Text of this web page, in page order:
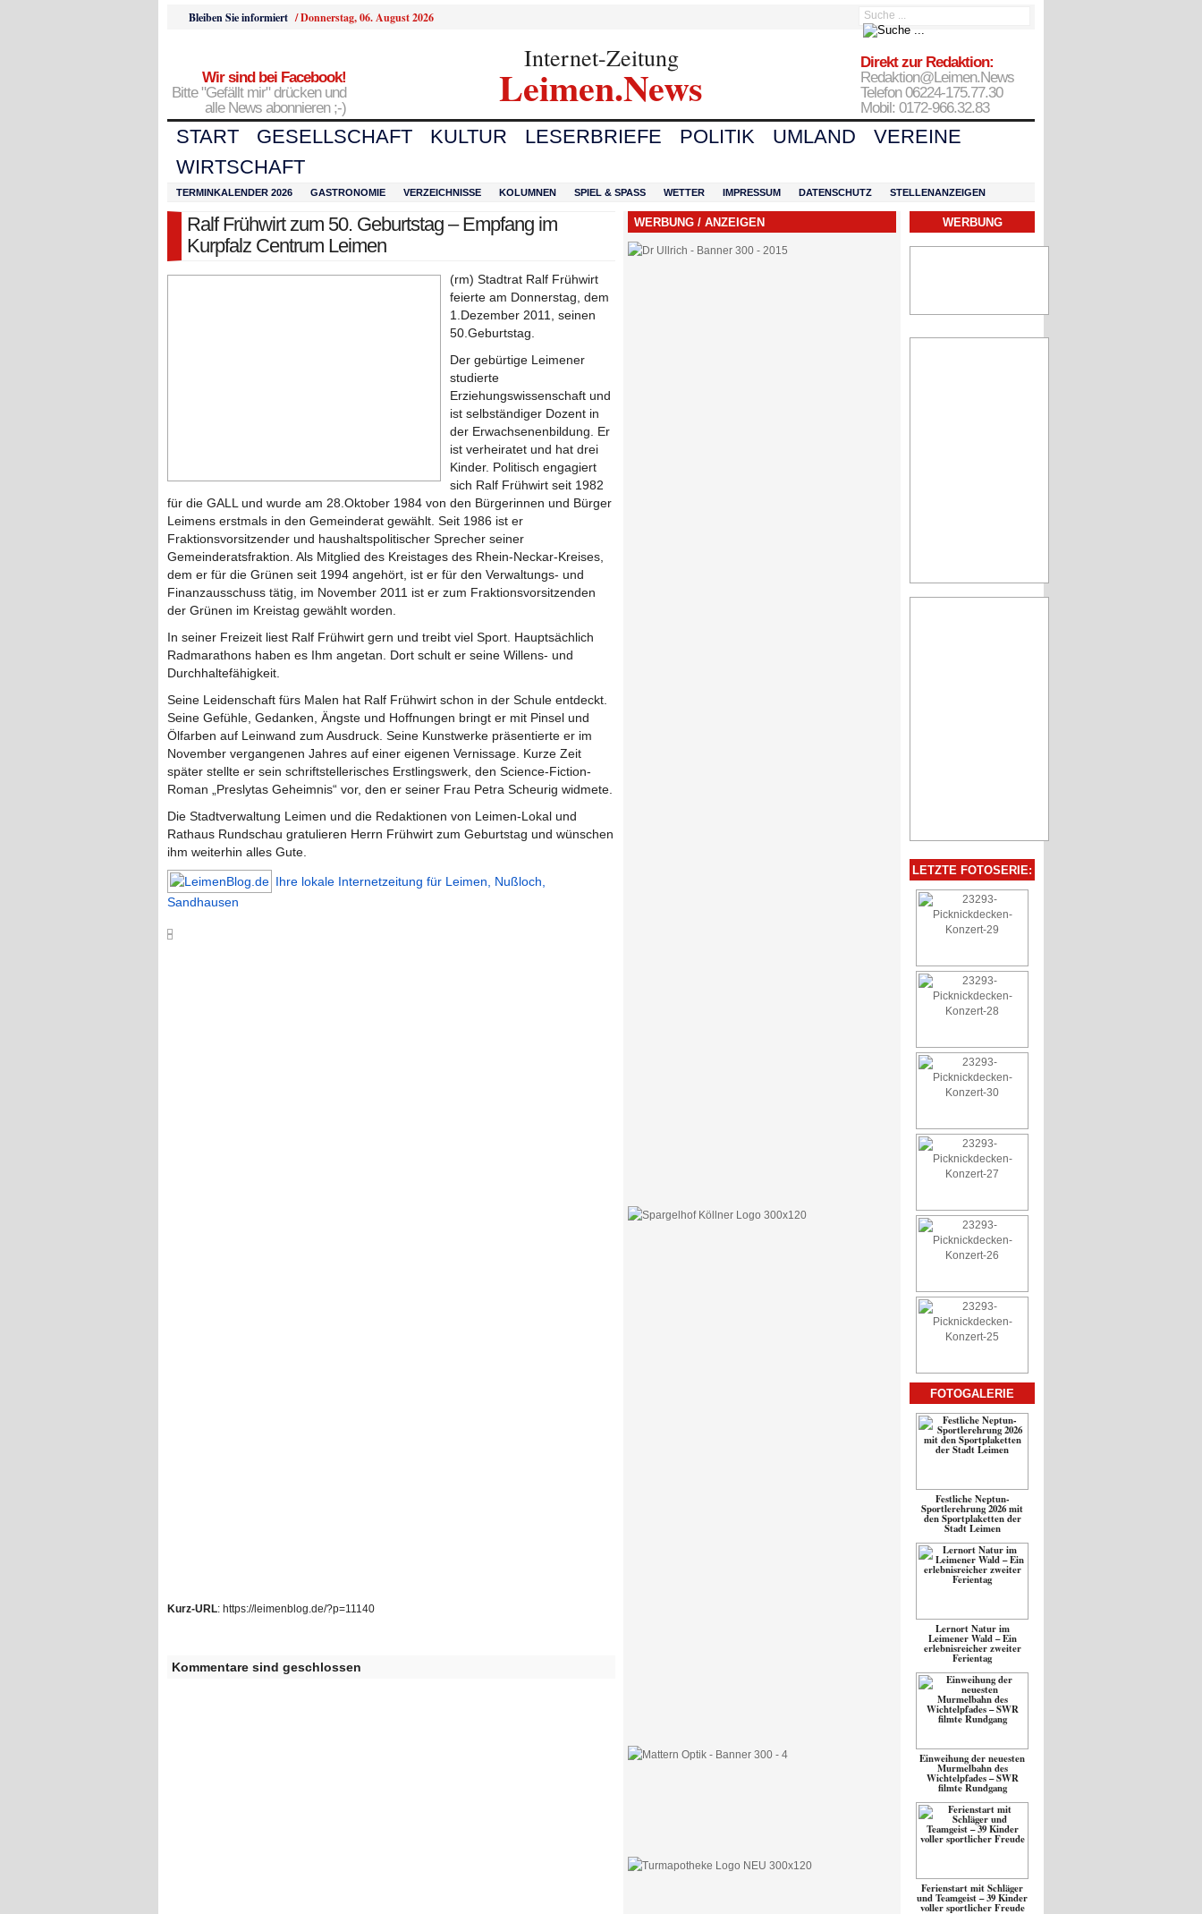
Bleiben Sie informiert /Donnerstag, 06. August 2026
Wir sind bei Facebook!
Bitte "Gefällt mir" drücken und
alle News abonnieren ;-)
Internet-Zeitung
Leimen.News
Direkt zur Redaktion:
Redaktion@Leimen.News
Telefon 06224-175.77.30
Mobil: 0172-966.32.83
START GESELLSCHAFT KULTUR LESERBRIEFE POLITIK UMLAND
VEREINE
WIRTSCHAFT
TERMINKALENDER 2026 GASTRONOMIE VERZEICHNISSE KOLUMNEN SPIEL & SPASS WETTER IMPRESSUM DATENSCHUTZ STELLENANZEIGEN
Ralf Frühwirt zum 50. Geburtstag – Empfang im
Kurpfalz Centrum Leimen
(rm) Stadtrat Ralf Frühwirt
feierte am Donnerstag, dem
1.Dezember 2011, seinen
50.Geburtstag.
Der gebürtige Leimener
studierte
Erziehungswissenschaft und
ist selbständiger Dozent in
der Erwachsenenbildung. Er
ist verheiratet und hat drei
Kinder. Politisch engagiert
sich Ralf Frühwirt seit 1982
für die GALL und wurde am 28.Oktober 1984 von den Bürgerinnen und Bürger
Leimens erstmals in den Gemeinderat gewählt. Seit 1986 ist er
Fraktionsvorsitzender und haushaltspolitischer Sprecher seiner
Gemeinderatsfraktion. Als Mitglied des Kreistages des Rhein-Neckar-Kreises,
dem er für die Grünen seit 1994 angehört, ist er für den Verwaltungs- und
Finanzausschuss tätig, im November 2011 ist er zum Fraktionsvorsitzenden
der Grünen im Kreistag gewählt worden.
In seiner Freizeit liest Ralf Frühwirt gern und treibt viel Sport. Hauptsächlich
Radmarathons haben es Ihm angetan. Dort schult er seine Willens- und
Durchhaltefähigkeit.
Seine Leidenschaft fürs Malen hat Ralf Frühwirt schon in der Schule entdeckt.
Seine Gefühle, Gedanken, Ängste und Hoffnungen bringt er mit Pinsel und
Ölfarben auf Leinwand zum Ausdruck. Seine Kunstwerke präsentierte er im
November vergangenen Jahres auf einer eigenen Vernissage. Kurze Zeit
später stellte er sein schriftstellerisches Erstlingswerk, den Science-Fiction-
Roman „Preslytas Geheimnis“ vor, den er seiner Frau Petra Scheurig widmete.
Die Stadtverwaltung Leimen und die Redaktionen von Leimen-Lokal und
Rathaus Rundschau gratulieren Herrn Frühwirt zum Geburtstag und wünschen
ihm weiterhin alles Gute.
Ihre lokale Internetzeitung für Leimen, Nußloch,
Sandhausen
Kurz-URL: https://leimenblog.de/?p=11140
Kommentare sind geschlossen
WERBUNG / ANZEIGEN WERBUNG
LETZTE FOTOSERIE:
FOTOGALERIE
Festliche Neptun-
Sportlerehrung 2026 mit
den Sportplaketten der
Stadt Leimen
Lernort Natur im
Leimener Wald – Ein
erlebnisreicher zweiter
Ferientag
Einweihung der neuesten
Murmelbahn des
Wichtelpfades – SWR
filmte Rundgang
Ferienstart mit Schläger
und Teamgeist – 39 Kinder
voller sportlicher Freude